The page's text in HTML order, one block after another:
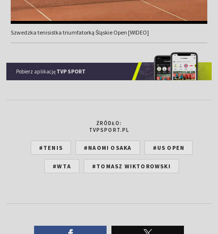
Szwedzka tenisistka triumfatorką Śląskie Open [WIDEO]
Pobierz aplikację TVP SPORT
ŹRÓDŁO:
TVPSPORT.PL
#TENIS #NAOMI OSAKA #US OPEN
#WTA #TOMASZ WIKTOROWSKI